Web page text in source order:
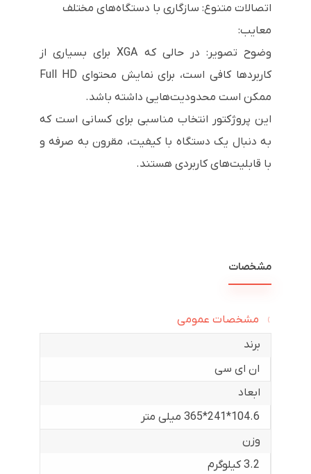
اتصالات متنوع: سازگاری با دستگاه‌های مختلف
معایب:
وضوح تصویر: در حالی که XGA برای بسیاری از
کاربردها کافی است، برای نمایش محتوای Full HD
ممکن است محدودیت‌هایی داشته باشد.
این پروژکتور انتخاب مناسبی برای کسانی است که
به دنبال یک دستگاه با کیفیت، مقرون به صرفه و
با قابلیت‌های کاربردی هستند.
مشخصات
مشخصات عمومی
برند
ان ای سی
ابعاد
104.6*241*365 میلی متر
وزن
3.2 کیلوگرم